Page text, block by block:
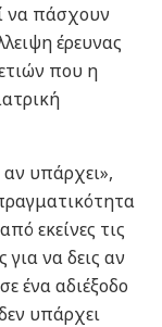
να πάσχουν
έρευνας
που η
υπάρχει»,
εκείνες τις
για να δεις αν
ένα αδιέξοδο
υπάρχει